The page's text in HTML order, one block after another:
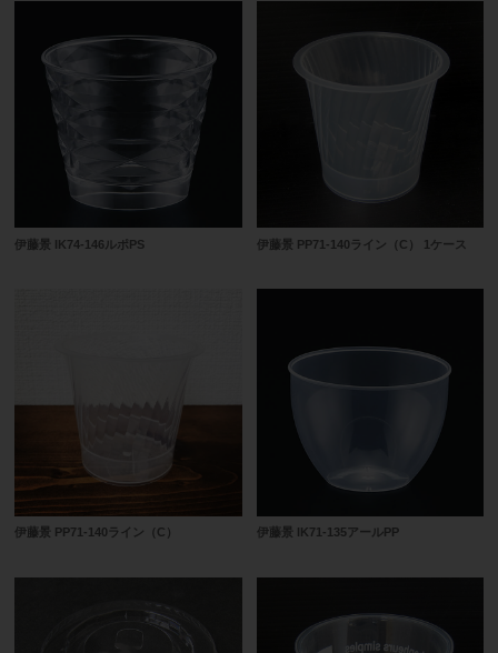
伊藤景 IK74-146ルポPS 伊藤景 PP71-140ライン（C） 1ケース
伊藤景 PP71-140ライン（C） 伊藤景 IK71-135アールPP